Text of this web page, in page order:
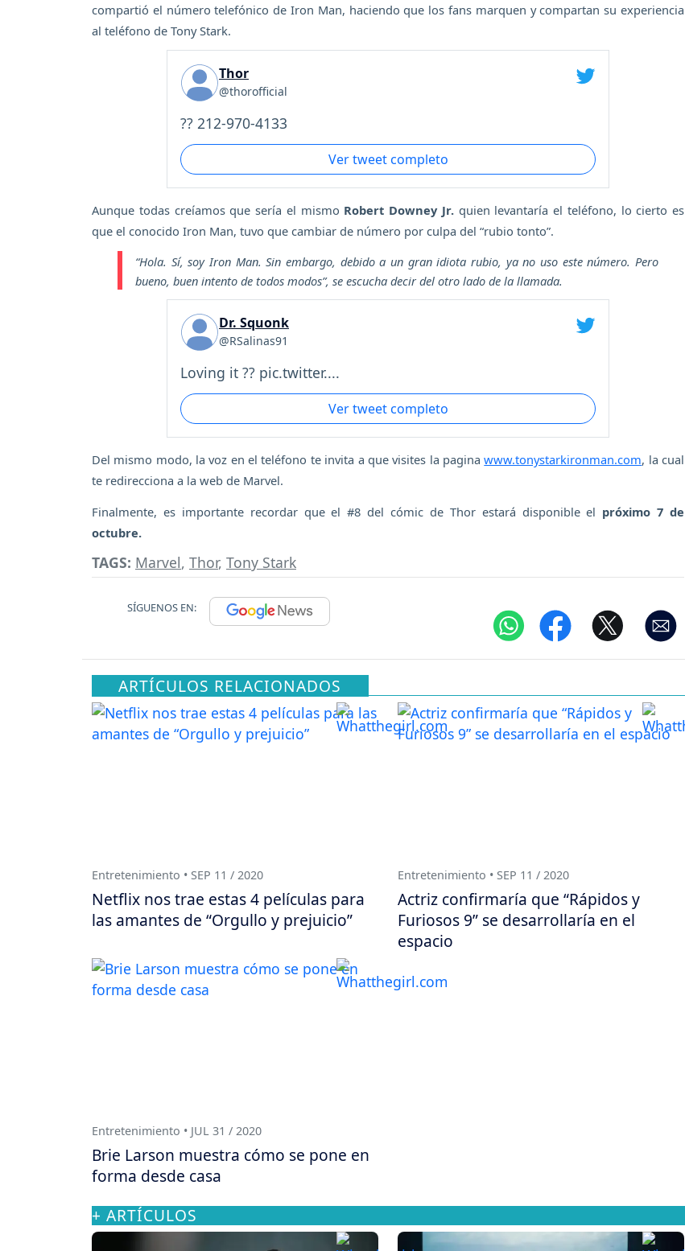
compartió el número telefónico de Iron Man, haciendo que los fans marquen y compartan su experiencia
al teléfono de Tony Stark.
Thor
@thorofficial
?? 212-970-4133
Ver tweet completo
Aunque todas creíamos que sería el mismo Robert Downey Jr.quien levantaría el teléfono, lo cierto es
que el conocido Iron Man, tuvo que cambiar de número por culpa del “rubio tonto”.
“Hola. Sí, soy Iron Man. Sin embargo, debido a un gran idiota rubio, ya no uso este número. Pero
bueno, buen intento de todos modos”, se escucha decir del otro lado de la llamada.
Dr. Squonk
@RSalinas91
Loving it ?? pic.twitter....
Ver tweet completo
Del mismo modo, la voz en el teléfono te invita a que visites la paginawww.tonystarkironman.com, la cual
te redirecciona a la web de Marvel.
Finalmente, es importante recordar que el #8 del cómic de Thor estará disponible el próximo 7 de
octubre.
TAGS: Marvel, Thor, Tony Stark
SÍGUENOS EN:
ARTÍCULOS RELACIONADOS
Entretenimiento • SEP 11 / 2020
Netflix nos trae estas 4 películas para
las amantes de “Orgullo y prejuicio”
Entretenimiento • SEP 11 / 2020
Actriz confirmaría que “Rápidos y
Furiosos 9” se desarrollaría en el
espacio
Entretenimiento • JUL 31 / 2020
Brie Larson muestra cómo se pone en
forma desde casa
+ ARTÍCULOS